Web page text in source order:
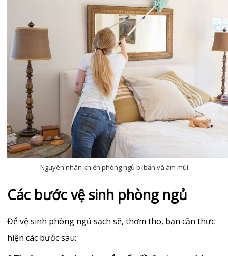
Nguyên nhân khiến phòng ngủ bị bẩn và ám mùi
Các bước vệ sinh phòng ngủ
Để vệ sinh phòng ngủ sạch sẽ, thơm tho, bạn cần thực
hiện các bước sau: